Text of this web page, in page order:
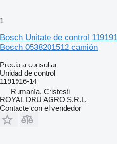
1
Bosch Unitate de control
Bosch 0538201512 camión
Precio a consultar
Unidad de control
1191916-14
Rumanía, Cristesti
ROYAL DRU AGRO S.R.L.
Contacte con el vendedor